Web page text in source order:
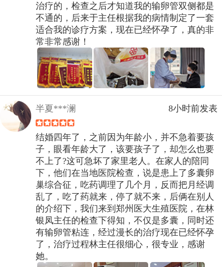
治疗的，检查之后才知道我的输卵管双侧都是
不通的，后来于主任根据我的病情制定了一套
适合我的诊疗方案，现在已经怀孕了，真的非
常非常感谢！
半夏***澜 8小时前发表
结婚四年了，之前因为年龄小，并不急着要孩
子，眼看年龄大了，该要孩子了，却怎么也要
不上了?这可急坏了家里老人。在家人的陪同
下，他们在当地医院检查，说是患上了多囊卵
巢综合征，吃药调理了几个月，反而把月经调
乱了，吃了药就来，停了就不来，后俩在别人
的介绍下，我们来到郑州医大生殖医院，在林
银凤主任的检查下得知，不仅是多囊，同时还
有输卵管粘连，经过漫长的治疗现在已经怀孕
了，治疗过程林主任很细心，很专业，感谢
她。